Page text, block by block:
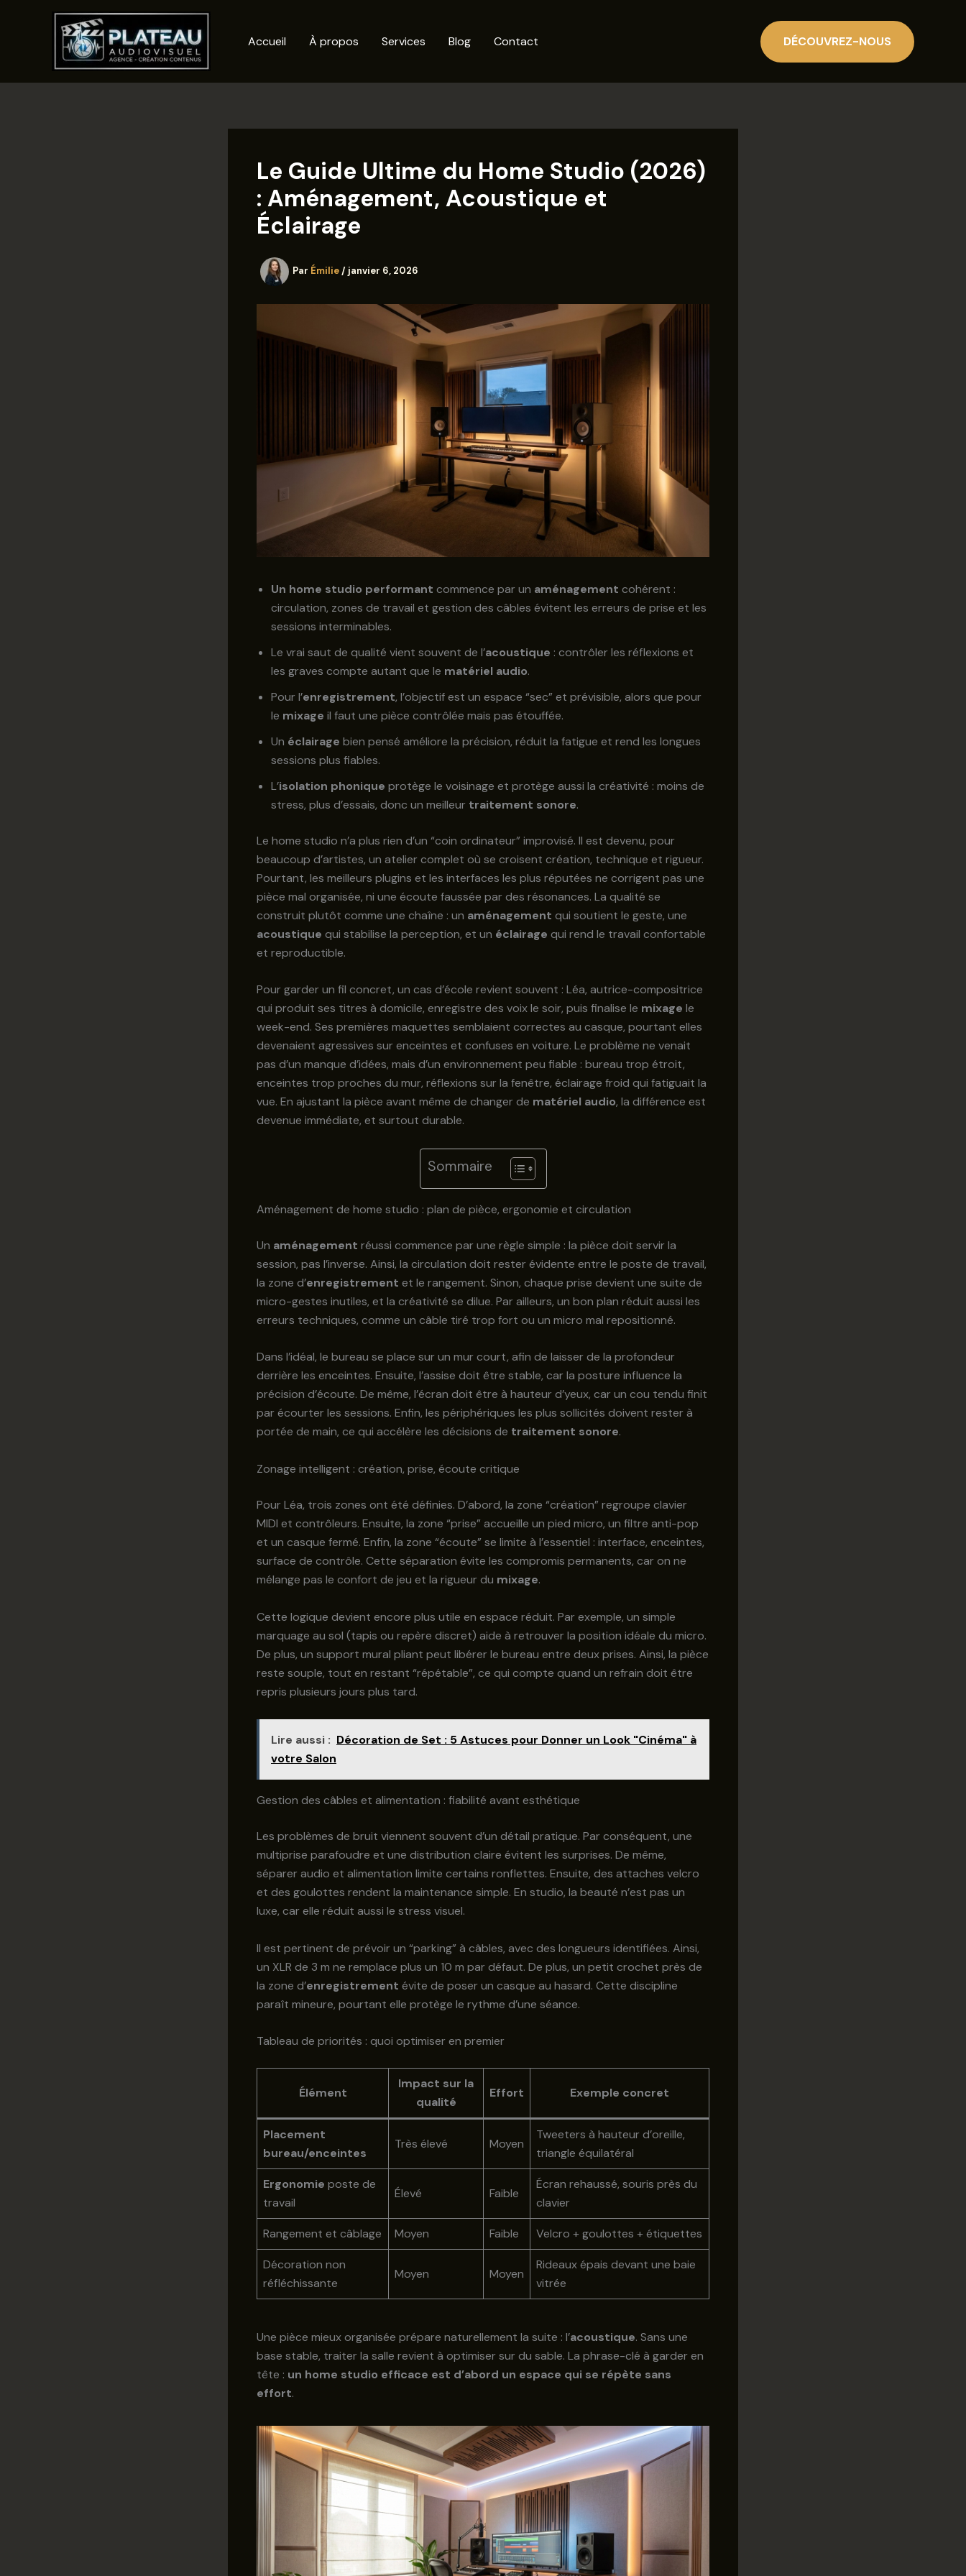
Accueil À propos Services Blog Contact DÉCOUVREZ-NOUS
Le Guide Ultime du Home Studio (2026)
: Aménagement, Acoustique et
Éclairage
Par Émilie / janvier 6, 2026
Un home studio performant commence par un aménagement cohérent :
circulation, zones de travail et gestion des câbles évitent les erreurs de prise et les
sessions interminables.
Le vrai saut de qualité vient souvent de l’acoustique : contrôler les réflexions et
les graves compte autant que le matériel audio.
Pour l’enregistrement, l’objectif est un espace “sec” et prévisible, alors que pour
le mixage il faut une pièce contrôlée mais pas étouffée.
Un éclairage bien pensé améliore la précision, réduit la fatigue et rend les longues
sessions plus fiables.
L’isolation phonique protège le voisinage et protège aussi la créativité : moins de
stress, plus d’essais, donc un meilleur traitement sonore.
Le home studio n’a plus rien d’un “coin ordinateur” improvisé. Il est devenu, pour
beaucoup d’artistes, un atelier complet où se croisent création, technique et rigueur.
Pourtant, les meilleurs plugins et les interfaces les plus réputées ne corrigent pas une
pièce mal organisée, ni une écoute faussée par des résonances. La qualité se
construit plutôt comme une chaîne : un aménagement qui soutient le geste, une
acoustique qui stabilise la perception, et un éclairage qui rend le travail confortable
et reproductible.
Pour garder un fil concret, un cas d’école revient souvent : Léa, autrice-compositrice
qui produit ses titres à domicile, enregistre des voix le soir, puis finalise le mixage le
week-end. Ses premières maquettes semblaient correctes au casque, pourtant elles
devenaient agressives sur enceintes et confuses en voiture. Le problème ne venait
pas d’un manque d’idées, mais d’un environnement peu fiable : bureau trop étroit,
enceintes trop proches du mur, réflexions sur la fenêtre, éclairage froid qui fatiguait la
vue. En ajustant la pièce avant même de changer de matériel audio, la différence est
devenue immédiate, et surtout durable.
Sommaire
Aménagement de home studio : plan de pièce, ergonomie et circulation
Un aménagement réussi commence par une règle simple : la pièce doit servir la
session, pas l’inverse. Ainsi, la circulation doit rester évidente entre le poste de travail,
la zone d’enregistrement et le rangement. Sinon, chaque prise devient une suite de
micro-gestes inutiles, et la créativité se dilue. Par ailleurs, un bon plan réduit aussi les
erreurs techniques, comme un câble tiré trop fort ou un micro mal repositionné.
Dans l’idéal, le bureau se place sur un mur court, afin de laisser de la profondeur
derrière les enceintes. Ensuite, l’assise doit être stable, car la posture influence la
précision d’écoute. De même, l’écran doit être à hauteur d’yeux, car un cou tendu finit
par écourter les sessions. Enfin, les périphériques les plus sollicités doivent rester à
portée de main, ce qui accélère les décisions de traitement sonore.
Zonage intelligent : création, prise, écoute critique
Pour Léa, trois zones ont été définies. D’abord, la zone “création” regroupe clavier
MIDI et contrôleurs. Ensuite, la zone “prise” accueille un pied micro, un filtre anti-pop
et un casque fermé. Enfin, la zone “écoute” se limite à l’essentiel : interface, enceintes,
surface de contrôle. Cette séparation évite les compromis permanents, car on ne
mélange pas le confort de jeu et la rigueur du mixage.
Cette logique devient encore plus utile en espace réduit. Par exemple, un simple
marquage au sol (tapis ou repère discret) aide à retrouver la position idéale du micro.
De plus, un support mural pliant peut libérer le bureau entre deux prises. Ainsi, la pièce
reste souple, tout en restant “répétable”, ce qui compte quand un refrain doit être
repris plusieurs jours plus tard.
Lire aussi : Décoration de Set : 5 Astuces pour Donner un Look "Cinéma" à
votre Salon
Gestion des câbles et alimentation : fiabilité avant esthétique
Les problèmes de bruit viennent souvent d’un détail pratique. Par conséquent, une
multiprise parafoudre et une distribution claire évitent les surprises. De même,
séparer audio et alimentation limite certains ronflettes. Ensuite, des attaches velcro
et des goulottes rendent la maintenance simple. En studio, la beauté n’est pas un
luxe, car elle réduit aussi le stress visuel.
Il est pertinent de prévoir un “parking” à câbles, avec des longueurs identifiées. Ainsi,
un XLR de 3 m ne remplace plus un 10 m par défaut. De plus, un petit crochet près de
la zone d’enregistrement évite de poser un casque au hasard. Cette discipline
paraît mineure, pourtant elle protège le rythme d’une séance.
Tableau de priorités : quoi optimiser en premier
Élément
Impact sur la
qualité
Effort Exemple concret
Placement
bureau/enceintes
Très élevé Moyen
Tweeters à hauteur d’oreille,
triangle équilatéral
Ergonomie poste de
travail
Élevé Faible
Écran rehaussé, souris près du
clavier
Rangement et câblage Moyen Faible Velcro + goulottes + étiquettes
Décoration non
réfléchissante
Moyen Moyen
Rideaux épais devant une baie
vitrée
Une pièce mieux organisée prépare naturellement la suite : l’acoustique. Sans une
base stable, traiter la salle revient à optimiser sur du sable. La phrase-clé à garder en
tête : un home studio efficace est d’abord un espace qui se répète sans
effort.